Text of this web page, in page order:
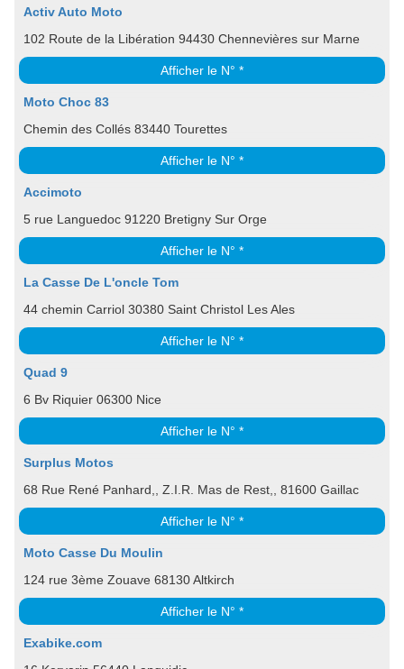
Activ Auto Moto
102 Route de la Libération 94430 Chennevières sur Marne
Afficher le N° *
Moto Choc 83
Chemin des Collés 83440 Tourettes
Afficher le N° *
Accimoto
5 rue Languedoc 91220 Bretigny Sur Orge
Afficher le N° *
La Casse De L'oncle Tom
44 chemin Carriol 30380 Saint Christol Les Ales
Afficher le N° *
Quad 9
6 Bv Riquier 06300 Nice
Afficher le N° *
Surplus Motos
68 Rue René Panhard,, Z.I.R. Mas de Rest,, 81600 Gaillac
Afficher le N° *
Moto Casse Du Moulin
124 rue 3ème Zouave 68130 Altkirch
Afficher le N° *
Exabike.com